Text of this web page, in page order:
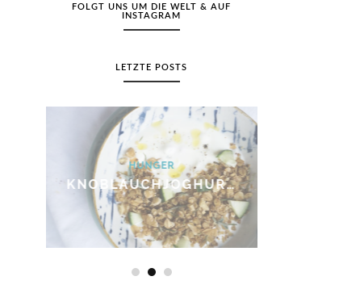
FOLGT UNS UM DIE WELT & AUF
INSTAGRAM
LETZTE POSTS
HUNGER
BAKED BEANS SANDWICH MIT RÜHREI